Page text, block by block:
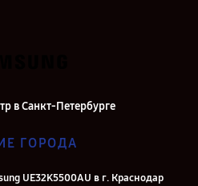
в Санкт-Петербурге
ГОРОДА
UE32K5500AU в г. Краснодар